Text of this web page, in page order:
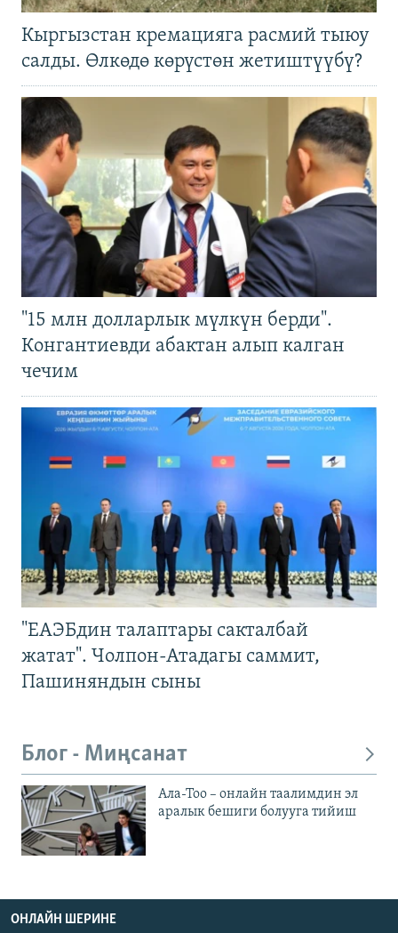
Кыргызстан кремацияга расмий тыюу
салды. Өлкөдө көрүстөн жетиштүүбү?
"15 млн долларлык мүлкүн берди".
Конгантиевди абактан алып калган
чечим
"ЕАЭБдин талаптары сакталбай
жатат". Чолпон-Атадагы саммит,
Пашиняндын сыны
Блог - Миңсанат
Ала-Тоо – онлайн таалимдин эл
аралык бешиги болууга тийиш
ОНЛАЙН ШЕРИНЕ